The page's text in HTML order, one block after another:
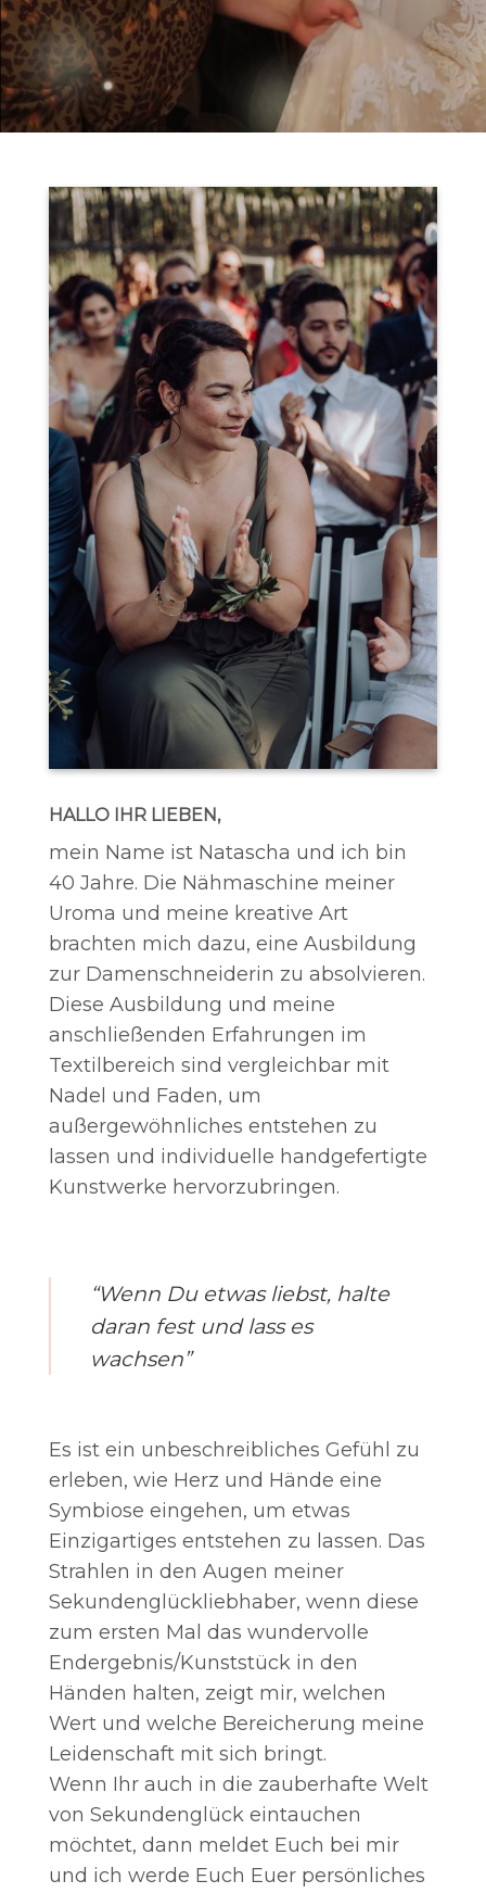
HALLO IHR LIEBEN,
mein Name ist Natascha und ich bin
40 Jahre. Die Nähmaschine meiner
Uroma und meine kreative Art
brachten mich dazu, eine Ausbildung
zur Damenschneiderin zu absolvieren.
Diese Ausbildung und meine
anschließenden Erfahrungen im
Textilbereich sind vergleichbar mit
Nadel und Faden, um
außergewöhnliches entstehen zu
lassen und individuelle handgefertigte
Kunstwerke hervorzubringen.
“Wenn Du etwas liebst, halte
daran fest und lass es
wachsen”
Es ist ein unbeschreibliches Gefühl zu
erleben, wie Herz und Hände eine
Symbiose eingehen, um etwas
Einzigartiges entstehen zu lassen. Das
Strahlen in den Augen meiner
Sekundenglückliebhaber, wenn diese
zum ersten Mal das wundervolle
Endergebnis/Kunststück in den
Händen halten, zeigt mir, welchen
Wert und welche Bereicherung meine
Leidenschaft mit sich bringt.
Wenn Ihr auch in die zauberhafte Welt
von Sekundenglück eintauchen
möchtet, dann meldet Euch bei mir
und ich werde Euch Euer persönliches